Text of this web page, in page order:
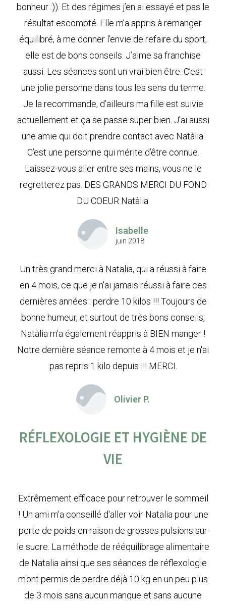
bonheur :)). Et des régimes j’en ai essayé et pas le
résultat escompté. Elle m’a appris à remanger
équilibré, à me donner l’envie de refaire du sport,
elle est de bons conseils. J’aime sa franchise
aussi. Les séances sont un vrai bien être. C’est
une jolie personne dans tous les sens du terme.
Je la recommande, d’ailleurs ma fille est suivie
actuellement et ça se passe super bien. J’ai aussi
une amie qui doit prendre contact avec Natàlia.
C’est une personne qui mérite d’être connue.
Laissez-vous aller entre ses mains, vous ne le
regretterez pas. DES GRANDS MERCI DU FOND
DU COEUR Natàlia.
Isabelle
juin 2018
Un très grand merci à Natalia, qui a réussi à faire
en 4 mois, ce que je n'ai jamais réussi à faire ces
dernières années : perdre 10 kilos !!! Toujours de
bonne humeur, et surtout de très bons conseils,
Natàlia m'a également réappris à BIEN manger !
Notre dernière séance remonte à 4 mois et je n'ai
pas repris 1 kilo depuis !!! MERCI.
Olivier P.
RÉFLEXOLOGIE ET HYGIÈNE DE
VIE
Extrêmement efficace pour retrouver le sommeil
! Un ami m'a conseillé d'aller voir Natalia pour une
perte de poids en raison de grosses pulsions sur
le sucre. La méthode de rééquilibrage alimentaire
de Natalia ainsi que ses séances de réflexologie
m'ont permis de perdre déjà 10 kg en un peu plus
de 3 mois sans aucun manque et sans aucune